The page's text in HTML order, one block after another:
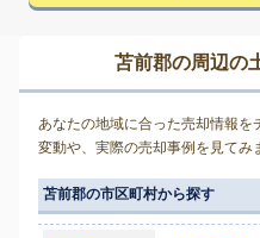
苫前郡の周辺の
あなたの地域に合った売却情報を
変動や、実際の売却事例を見てみ
苫前郡の市区町村から探す